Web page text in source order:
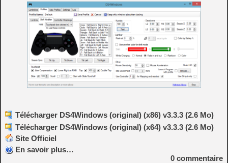
Télécharger DS4Windows (original) (x86) v3.3.3 (2.6 Mo)
Télécharger DS4Windows (original) (x64) v3.3.3 (2.6 Mo)
Site Officiel
En savoir plus…
0 commentaire